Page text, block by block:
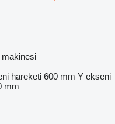
hareketi 600 mm Y ekseni
mm